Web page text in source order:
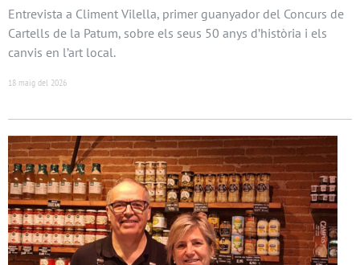
Entrevista a Climent Vilella, primer guanyador del Concurs de
Cartells de la Patum, sobre els seus 50 anys d’història i els
canvis en l’art local.
18 maig del 2026